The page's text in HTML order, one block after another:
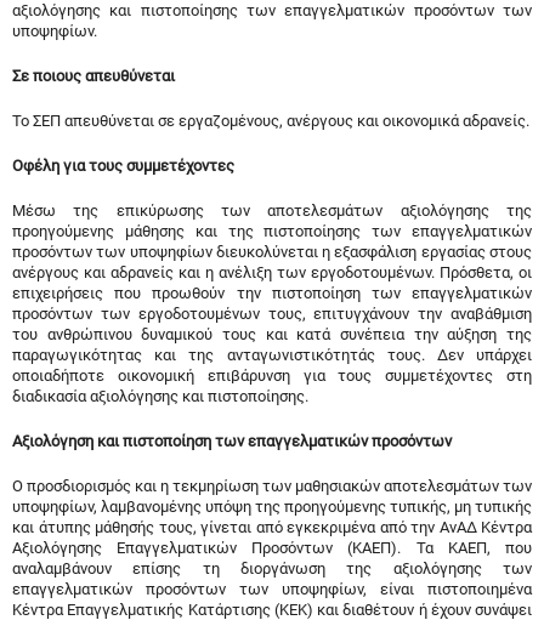
αξιολόγησης και πιστοποίησης των επαγγελματικών προσόντων των
υποψηφίων.
Σε ποιους απευθύνεται
Το ΣΕΠ απευθύνεται σε εργαζομένους, ανέργους και οικονομικά αδρανείς.
Οφέλη για τους συμμετέχοντες
Μέσω της επικύρωσης των αποτελεσμάτων αξιολόγησης της
προηγούμενης μάθησης και της πιστοποίησης των επαγγελματικών
προσόντων των υποψηφίων διευκολύνεται η εξασφάλιση εργασίας στους
ανέργους και αδρανείς και η ανέλιξη των εργοδοτουμένων. Πρόσθετα, οι
επιχειρήσεις που προωθούν την πιστοποίηση των επαγγελματικών
προσόντων των εργοδοτουμένων τους, επιτυγχάνουν την αναβάθμιση
του ανθρώπινου δυναμικού τους και κατά συνέπεια την αύξηση της
παραγωγικότητας και της ανταγωνιστικότητάς τους. Δεν υπάρχει
οποιαδήποτε οικονομική επιβάρυνση για τους συμμετέχοντες στη
διαδικασία αξιολόγησης και πιστοποίησης.
Αξιολόγηση και πιστοποίηση των επαγγελματικών προσόντων
Ο προσδιορισμός και η τεκμηρίωση των μαθησιακών αποτελεσμάτων των
υποψηφίων, λαμβανομένης υπόψη της προηγούμενης τυπικής, μη τυπικής
και άτυπης μάθησής τους, γίνεται από εγκεκριμένα από την ΑνΑΔ Κέντρα
Αξιολόγησης Επαγγελματικών Προσόντων (ΚΑΕΠ). Τα ΚΑΕΠ, που
αναλαμβάνουν επίσης τη διοργάνωση της αξιολόγησης των
επαγγελματικών προσόντων των υποψηφίων, είναι πιστοποιημένα
Κέντρα Επαγγελματικής Κατάρτισης (ΚΕΚ) και διαθέτουν ή έχουν συνάψει